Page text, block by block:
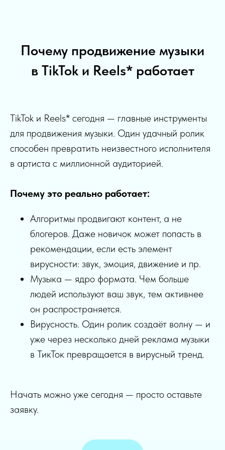
Почему продвижение музыки
в TikTok и Reels* работает
TikTok и Reels* сегодня — главные инструменты
для продвижения музыки. Один удачный ролик
способен превратить неизвестного исполнителя
в артиста с миллионной аудиторией.
Почему это реально работает:
Алгоритмы продвигают контент, а не
блогеров. Даже новичок может попасть в
рекомендации, если есть элемент
вирусности: звук, эмоция, движение и пр.
Музыка — ядро формата. Чем больше
людей используют ваш звук, тем активнее
он распространяется.
Вирусность. Один ролик создаёт волну — и
уже через несколько дней реклама музыки
в ТикТок превращается в вирусный тренд.
Начать можно уже сегодня — просто оставьте
заявку.